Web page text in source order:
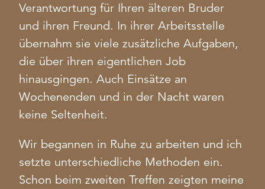
Verantwortung für Ihren älteren Bruder
und ihren Freund. In ihrer Arbeitsstelle
übernahm sie viele zusätzliche Aufgaben,
die über ihren eigentlichen Job
hinausgingen. Auch Einsätze an
Wochenenden und in der Nacht waren
keine Seltenheit.
Wir begannen in Ruhe zu arbeiten und ich
setzte unterschiedliche Methoden ein.
Schon beim zweiten Treffen zeigten meine